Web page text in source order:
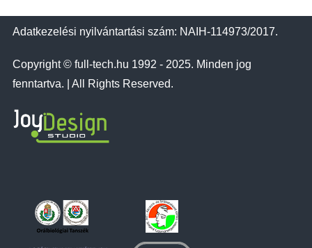
Adatkezelési nyilvántartási szám: NAIH-114973/2017.
Copyright © full-tech.hu 1992 - 2025. Minden jog
fenntartva. | All Rights Reserved.